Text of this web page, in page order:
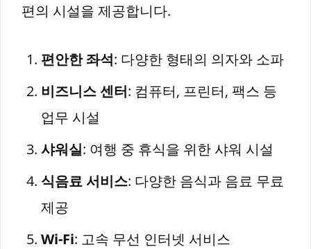
편의 시설을 제공합니다.
편안한 좌석: 다양한 형태의 의자와 소파
비즈니스 센터: 컴퓨터, 프린터, 팩스 등
업무 시설
샤워실: 여행 중 휴식을 위한 샤워 시설
식음료 서비스: 다양한 음식과 음료 무료
제공
Wi-Fi: 고속 무선 인터넷 서비스